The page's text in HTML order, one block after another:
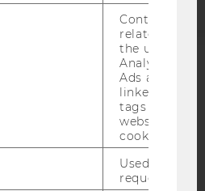
Contains
related
the user. If
Analytics and
Ads accounts
linked, the
tags on the
website read
cookie.
Used to
request rate.